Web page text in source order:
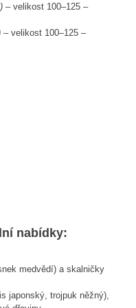
– velikost 100–125 –
– velikost 100–125 –
nabídky:
medvědí) a skalničky
japonský, trojpuk něžný),